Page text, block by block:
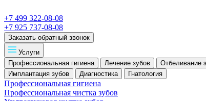
+7 499 322-08-08
+7 925 737-08-08
Заказать обратный звонок
Услуги
Профессиональная гигиена
Лечение зубов Отбеливание
Имплантация зубов
Диагностика Гнатология
Профессиональная гигиена
Профессиональная чистка зубов